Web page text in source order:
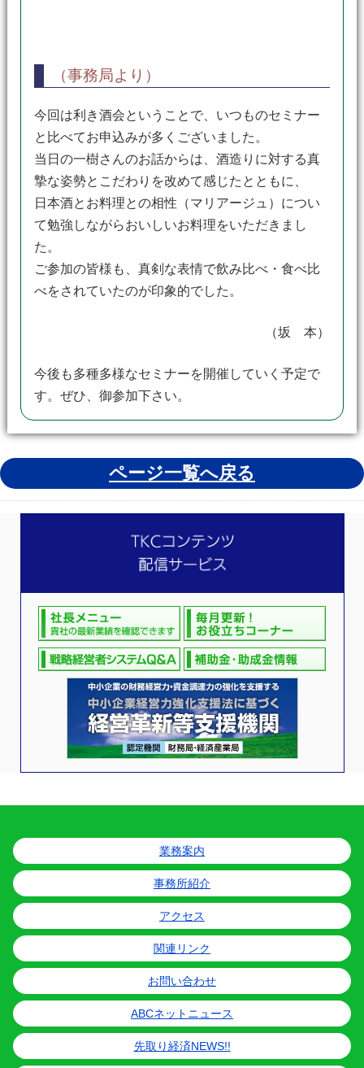
（事務局より）
今回は利き酒会ということで、いつものセミナー
と比べてお申込みが多くございました。
当日の一樹さんのお話からは、酒造りに対する真
摯な姿勢とこだわりを改めて感じたとともに、
日本酒とお料理との相性（マリアージュ）につい
て勉強しながらおいしいお料理をいただきまし
た。
ご参加の皆様も、真剣な表情で飲み比べ・食べ比
べをされていたのが印象的でした。
（坂 本）
今後も多種多様なセミナーを開催していく予定で
す。ぜひ、御参加下さい。
ページ一覧へ戻る
業務案内
事務所紹介
アクセス
関連リンク
お問い合わせ
ABCネットニュース
先取り経済NEWS!!